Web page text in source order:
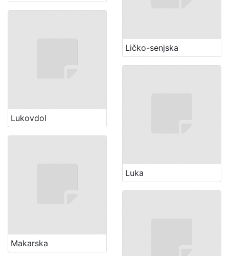
Ličko-senjska
Luka
Lukovdol
Makarska